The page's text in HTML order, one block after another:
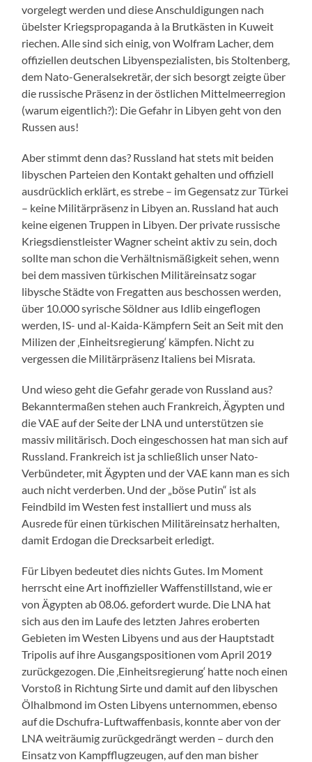
vorgelegt werden und diese Anschuldigungen nach
übelster Kriegspropaganda à la Brutkästen in Kuweit
riechen. Alle sind sich einig, von Wolfram Lacher, dem
offiziellen deutschen Libyenspezialisten, bis Stoltenberg,
dem Nato-Generalsekretär, der sich besorgt zeigte über
die russische Präsenz in der östlichen Mittelmeerregion
(warum eigentlich?): Die Gefahr in Libyen geht von den
Russen aus!
Aber stimmt denn das? Russland hat stets mit beiden
libyschen Parteien den Kontakt gehalten und offiziell
ausdrücklich erklärt, es strebe – im Gegensatz zur Türkei
– keine Militärpräsenz in Libyen an. Russland hat auch
keine eigenen Truppen in Libyen. Der private russische
Kriegsdienstleister Wagner scheint aktiv zu sein, doch
sollte man schon die Verhältnismäßigkeit sehen, wenn
bei dem massiven türkischen Militäreinsatz sogar
libysche Städte von Fregatten aus beschossen werden,
über 10.000 syrische Söldner aus Idlib eingeflogen
werden, IS- und al-Kaida-Kämpfern Seit an Seit mit den
Milizen der ‚Einheitsregierung‘ kämpfen. Nicht zu
vergessen die Militärpräsenz Italiens bei Misrata.
Und wieso geht die Gefahr gerade von Russland aus?
Bekanntermaßen stehen auch Frankreich, Ägypten und
die VAE auf der Seite der LNA und unterstützen sie
massiv militärisch. Doch eingeschossen hat man sich auf
Russland. Frankreich ist ja schließlich unser Nato-
Verbündeter, mit Ägypten und der VAE kann man es sich
auch nicht verderben. Und der „böse Putin“ ist als
Feindbild im Westen fest installiert und muss als
Ausrede für einen türkischen Militäreinsatz herhalten,
damit Erdogan die Drecksarbeit erledigt.
Für Libyen bedeutet dies nichts Gutes. Im Moment
herrscht eine Art inoffizieller Waffenstillstand, wie er
von Ägypten ab 08.06. gefordert wurde. Die LNA hat
sich aus den im Laufe des letzten Jahres eroberten
Gebieten im Westen Libyens und aus der Hauptstadt
Tripolis auf ihre Ausgangspositionen vom April 2019
zurückgezogen. Die ‚Einheitsregierung‘ hatte noch einen
Vorstoß in Richtung Sirte und damit auf den libyschen
Ölhalbmond im Osten Libyens unternommen, ebenso
auf die Dschufra-Luftwaffenbasis, konnte aber von der
LNA weiträumig zurückgedrängt werden – durch den
Einsatz von Kampfflugzeugen, auf den man bisher